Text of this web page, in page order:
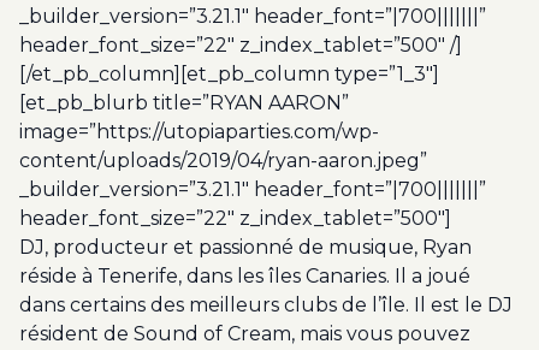
_builder_version=”3.21.1″ header_font=”|700|||||||”
header_font_size=”22″ z_index_tablet=”500″ /]
[/et_pb_column][et_pb_column type=”1_3″]
[et_pb_blurb title=”RYAN AARON”
image=”https://utopiaparties.com/wp-
content/uploads/2019/04/ryan-aaron.jpeg”
_builder_version=”3.21.1″ header_font=”|700|||||||”
header_font_size=”22″ z_index_tablet=”500″]
DJ, producteur et passionné de musique, Ryan
réside à Tenerife, dans les îles Canaries. Il a joué
dans certains des meilleurs clubs de l’île. Il est le DJ
résident de Sound of Cream, mais vous pouvez